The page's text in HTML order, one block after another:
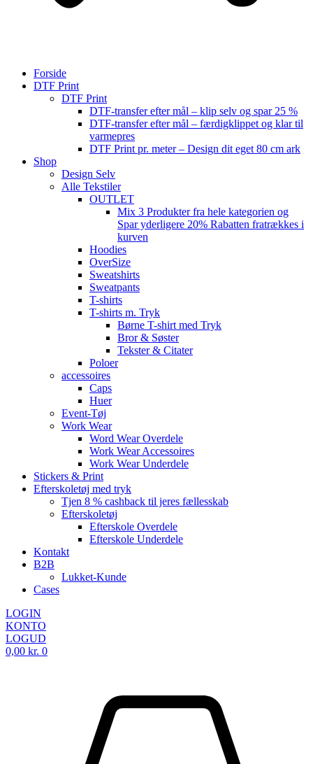
Forside
DTF Print
DTF Print
DTF-transfer efter mål – klip selv og spar 25 %
DTF-transfer efter mål – færdigklippet og klar til
varmepres
DTF Print pr. meter – Design dit eget 80 cm ark
Shop
Design Selv
Alle Tekstiler
OUTLET
Mix 3 Produkter fra hele kategorien og
Spar yderligere 20% Rabatten fratrækkes i
kurven
Hoodies
OverSize
Sweatshirts
Sweatpants
T-shirts
T-shirts m. Tryk
Børne T-shirt med Tryk
Bror & Søster
Tekster & Citater
Poloer
accessoires
Caps
Huer
Event-Tøj
Work Wear
Word Wear Overdele
Work Wear Accessoires
Work Wear Underdele
Stickers & Print
Efterskoletøj med tryk
Tjen 8 % cashback til jeres fællesskab
Efterskoletøj
Efterskole Overdele
Efterskole Underdele
Kontakt
B2B
Lukket-Kunde
Cases
LOGIN
KONTO
LOGUD
0,00 kr. 0